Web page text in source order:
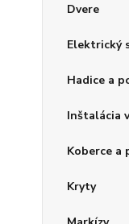
Dvere
Elektrický
Hadice a
Inštalácia
Koberce a
Kryty